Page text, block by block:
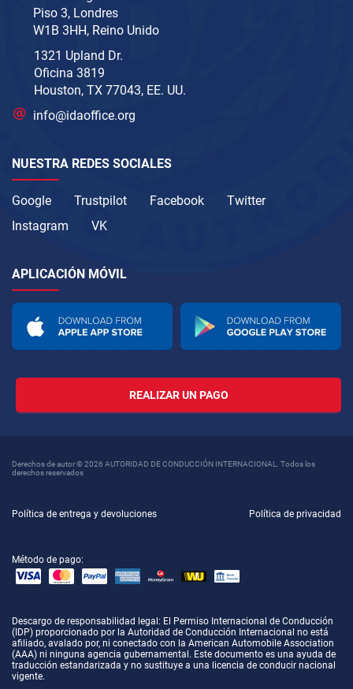
Piso 3, Londres
W1B 3HH, Reino Unido
1321 Upland Dr.
Oficina 3819
Houston, TX 77043, EE. UU.
info@idaoffice.org
NUESTRA REDES SOCIALES
Google Trustpilot Facebook
Twitter
Instagram
VK
APLICACIÓN MÓVIL
REALIZAR UN PAGO
Derechos de autor © 2026 AUTORIDAD DE CONDUCCIÓN INTERNACIONAL. Todos los
derechos reservados
Política de entrega y devoluciones Política de privacidad
Método de pago:
Descargo de responsabilidad legal : El Permiso Internacional de Conducción
(IDP) proporcionado por la Autoridad de Conducción Internacional no está
afiliado, avalado por, ni conectado con la American Automobile Association
(AAA) ni ninguna agencia gubernamental. Este documento es una ayuda de
traducción estandarizada y no sustituye a una licencia de conducir nacional
vigente.